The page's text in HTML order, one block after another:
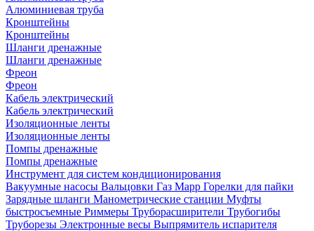
Алюминиевая труба
Кронштейны
Кронштейны
Шланги дренажные
Шланги дренажные
Фреон
Фреон
Кабель электрический
Кабель электрический
Изоляционные ленты
Изоляционные ленты
Помпы дренажные
Помпы дренажные
Инструмент для систем кондиционирования
Вакуумные насосы Вальцовки Газ Mapp Горелки для пайки
Зарядные шланги Манометрические станции Муфты
быстросъемные Риммеры Труборасширители Трубогибы
Труборезы Электронные весы Выпрямитель испарителя